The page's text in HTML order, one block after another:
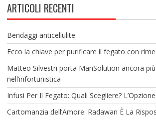
ARTICOLI RECENTI
Bendaggi anticellulite
Ecco la chiave per purificare il fegato con
Matteo Silvestri porta ManSolution ancora
nell’infortunistica
Infusi Per Il Fegato: Quali Scegliere?
Cartomanzia dell’Amore: Radawan È La